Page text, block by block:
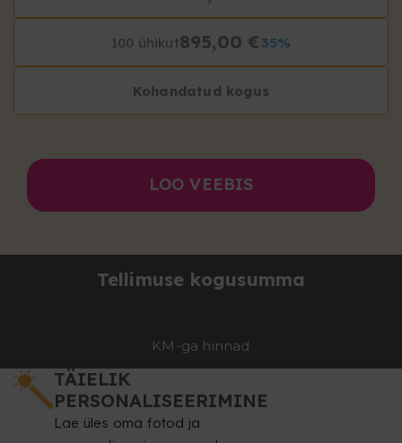
100 ühikut895,00 € 35%
Kohandatud kogus
LOO VEEBIS
Tellimuse kogusumma
KM-ga hinnad
TÄIELIK
PERSONALISEERIMINE
Lae üles oma fotod ja